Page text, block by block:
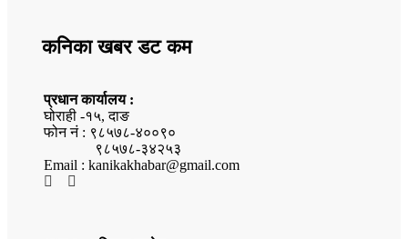
कनिका खबर डट कम
प्रधान कार्यालय :
घोराही -१५, दाङ
फोन नं : ९८५७८-४००९०
९८५७८-३४२५३
Email : kanikakhabar@gmail.com